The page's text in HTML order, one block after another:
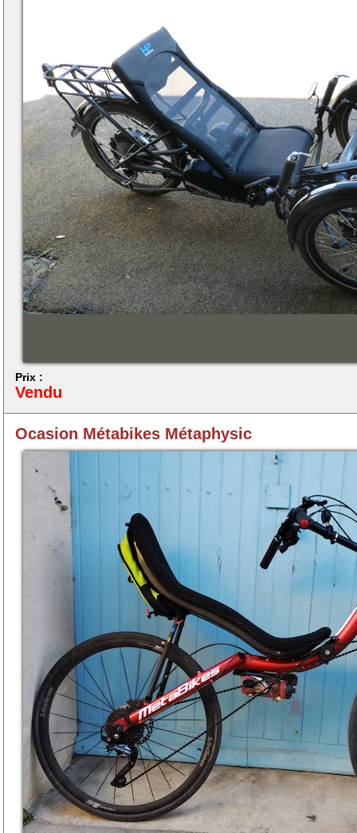
Prix :
Vendu
Ocasion Métabikes Métaphysic